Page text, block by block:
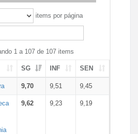
items por página
1 a 107 de 107 items
SG INF SEN
9,70 9,51 9,45
9,62 9,23 9,19